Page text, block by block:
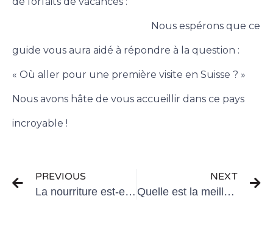
Nous espérons que ce
guide vous aura aidé à répondre à la question :
« Où aller pour une première visite en Suisse ? »
Nous avons hâte de vous accueillir dans ce pays
incroyable !
PREVIOUS
La nourriture est-elle chère en Suisse ?
NEXT
Quelle est la meilleure période pour visiter la Suisse ?